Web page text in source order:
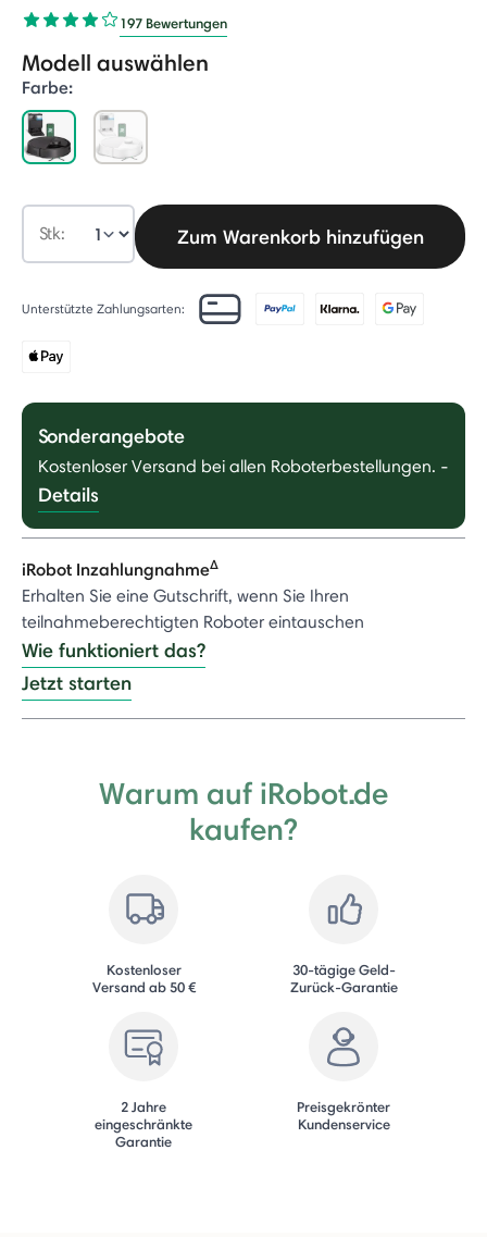
197 Bewertungen
Modell auswählen
Farbe:
Stk: Zum Warenkorb hinzufügen
Unterstützte Zahlungsarten:
Sonderangebote
Kostenloser Versand bei allen Roboterbestellungen. -
Details
iRobot InzahlungnahmeΔ
Erhalten Sie eine Gutschrift, wenn Sie Ihren
teilnahmeberechtigten Roboter eintauschen
Wie funktioniert das?
Jetzt starten
Warum auf iRobot.de
kaufen?
Kostenloser
Versand ab 50 €
30-tägige Geld-
Zurück-Garantie
2 Jahre
eingeschränkte
Garantie
Preisgekrönter
Kundenservice